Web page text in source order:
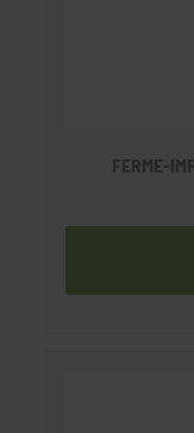
FERME-